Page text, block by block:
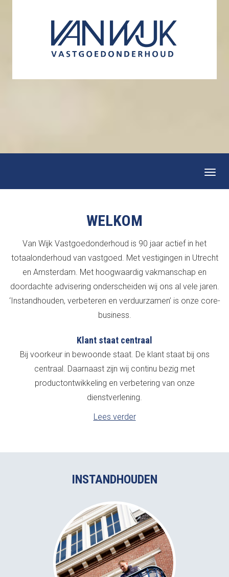
WELKOM
Van Wijk Vastgoedonderhoud is 90 jaar actief in het
totaalonderhoud van vastgoed. Met vestigingen in Utrecht
en Amsterdam. Met hoogwaardig vakmanschap en
doordachte advisering onderscheiden wij ons al vele jaren.
‘Instandhouden, verbeteren en verduurzamen’ is onze core-
business.
Klant staat centraal
Bij voorkeur in bewoonde staat. De klant staat bij ons
centraal. Daarnaast zijn wij continu bezig met
productontwikkeling en verbetering van onze
dienstverlening.
Lees verder
INSTANDHOUDEN